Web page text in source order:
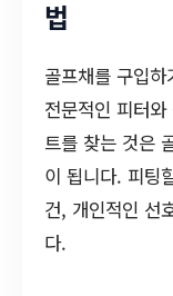
법
골프채를 구입
전문적인 피터
트를 찾는 것은
이 됩니다. 피팅
건, 개인적인 선
다.